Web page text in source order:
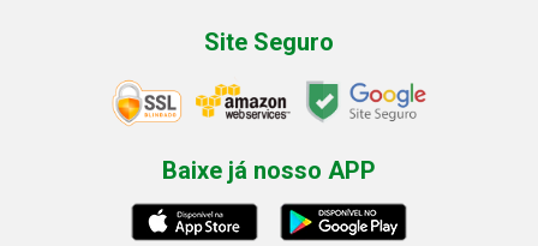
Site Seguro
Baixe já nosso APP